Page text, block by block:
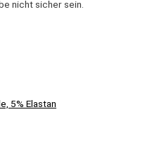
nicht sicher sein.
5% Elastan